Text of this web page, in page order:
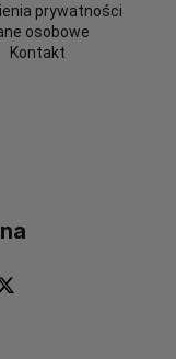
prywatności
osobowe
Kontakt